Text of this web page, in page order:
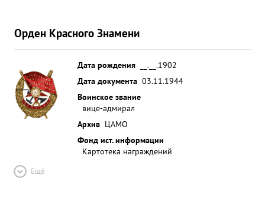
Орден Красного Знамени
Дата рождения
__.__.1902
Дата документа 03.11.1944
Воинское звание
вице-адмирал
Архив ЦАМО
Фонд ист. информации
Картотека награждений
Ещё